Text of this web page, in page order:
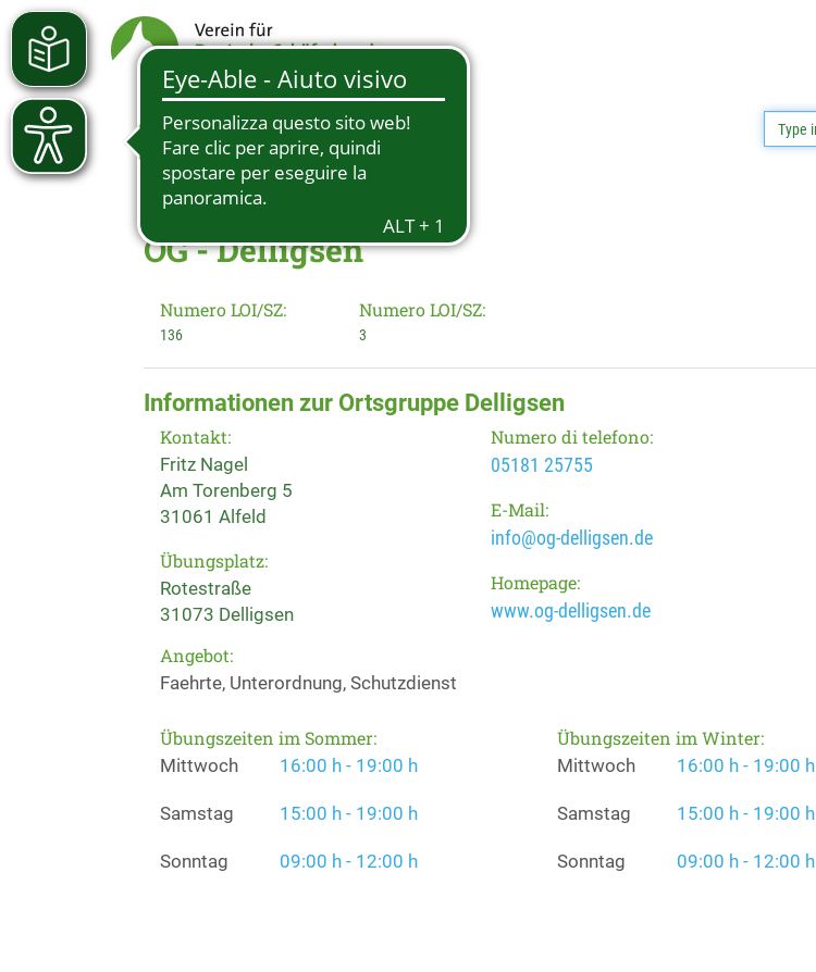
OG - Delligsen
Numero LOI/SZ:
136
Numero LOI/SZ:
3
Informationen zur Ortsgruppe Delligsen
Kontakt:
Fritz Nagel
Am Torenberg 5
31061 Alfeld
Übungsplatz:
Rotestraße
31073 Delligsen
Numero di telefono:
05181 25755
E-Mail:
info@og-delligsen.de
Homepage:
www.og-delligsen.de
Angebot:
Faehrte, Unterordnung, Schutzdienst
Übungszeiten im Sommer:
Mittwoch 16:00 h - 19:00 h
Samstag 15:00 h - 19:00 h
Sonntag 09:00 h - 12:00 h
Übungszeiten im Winter:
Mittwoch 16:00 h - 19:00 h
Samstag 15:00 h - 19:00 h
Sonntag 09:00 h - 12:00 h